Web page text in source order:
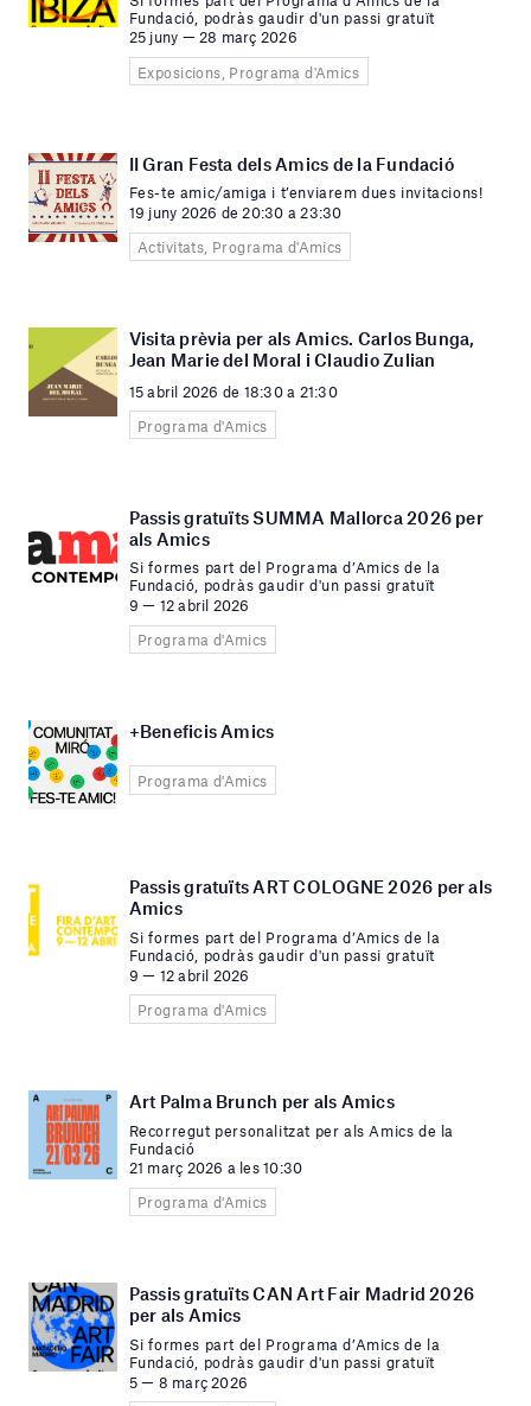
Fundació, podràs gaudir d'un passi gratuït
25 juny — 28 març 2026
Exposicions, Programa d'Amics
II Gran Festa dels Amics de la Fundació
Fes-te amic/amiga i t’enviarem dues invitacions!
19 juny 2026 de 20:30 a 23:30
Activitats, Programa d'Amics
Visita prèvia per als Amics. Carlos Bunga,
Jean Marie del Moral i Claudio Zulian
15 abril 2026 de 18:30 a 21:30
Programa d'Amics
Passis gratuïts SUMMA Mallorca 2026 per
als Amics
Si formes part del Programa d’Amics de la
Fundació, podràs gaudir d'un passi gratuït
9 — 12 abril 2026
Programa d'Amics
+Beneficis Amics
Programa d'Amics
Passis gratuïts ART COLOGNE 2026 per als
Amics
Si formes part del Programa d’Amics de la
Fundació, podràs gaudir d'un passi gratuït
9 — 12 abril 2026
Programa d'Amics
Art Palma Brunch per als Amics
Recorregut personalitzat per als Amics de la
Fundació
21 març 2026 a les 10:30
Programa d'Amics
Passis gratuïts CAN Art Fair Madrid 2026
per als Amics
Si formes part del Programa d’Amics de la
Fundació, podràs gaudir d'un passi gratuït
5 — 8 març 2026